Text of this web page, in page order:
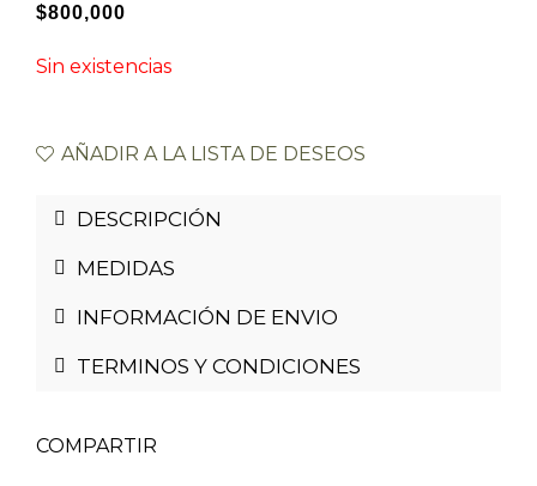
$800,000
Sin existencias
AÑADIR A LA LISTA DE DESEOS
DESCRIPCIÓN
MEDIDAS
INFORMACIÓN DE ENVIO
TERMINOS Y CONDICIONES
COMPARTIR